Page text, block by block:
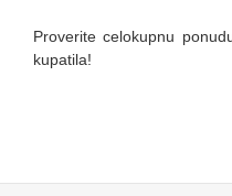
Proverite celokupnu
kupatila!